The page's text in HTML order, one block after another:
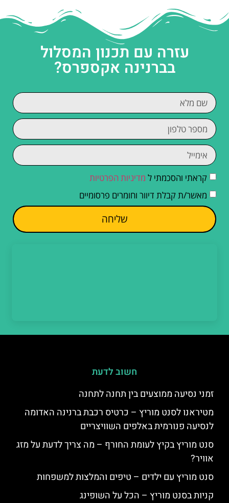
עזרה עם תכנון המסלול
בברנינה אקספרס?
קראתי והסכמתי ל מדיניות הפרטיות
מאשר/ת קבלת דיוור וחומרים פרסומיים
שליחה
חשוב לדעת
זמני נסיעה ממוצעים בין תחנה לתחנה
מטיראנו לסנט מוריץ – כרטיס רכבת ברנינה האדומה
לנסיעה פנורמית באלפים השוויצריים
סנט מוריץ בקיץ לעומת החורף – מה צריך לדעת על מזג
אוויר?
סנט מוריץ עם ילדים – טיפים והמלצות למשפחות
קניות בסנט מוריץ – הכל על השופינג